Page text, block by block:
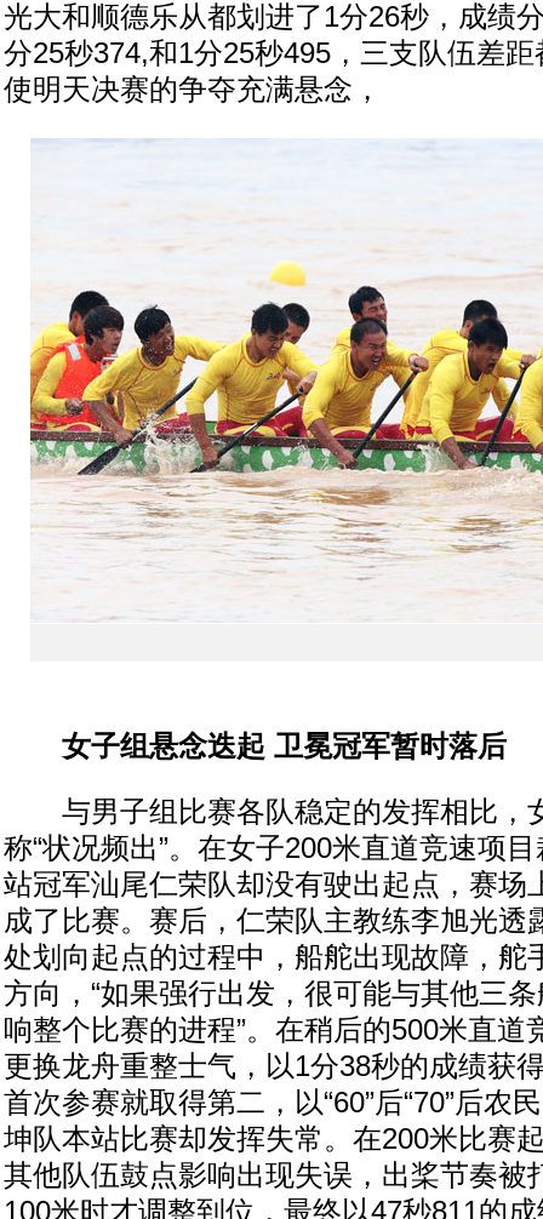
光大和顺德乐从都划进了1分26秒，成绩
分25秒374,和1分25秒495，三支队伍差
使明天决赛的争夺充满悬念，
女子组悬念迭起 卫冕冠军暂时落后
与男子组比赛各队稳定的发挥相比，
称“状况频出”。在女子200米直道竞速项
站冠军汕尾仁荣队却没有驶出起点，赛场
成了比赛。赛后，仁荣队主教练李旭光透
处划向起点的过程中，船舵出现故障，舵
方向，“如果强行出发，很可能与其他三
响整个比赛的进程”。在稍后的500米直道
更换龙舟重整士气，以1分38秒的成绩获
首次参赛就取得第二，以“60”后“70”后农
坤队本站比赛却发挥失常。在200米比赛
其他队伍鼓点影响出现失误，出桨节奏被
100米时才调整到位，最终以47秒811的